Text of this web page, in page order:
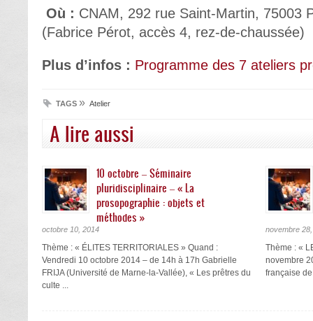
Où : CNAM, 292 rue Saint-Martin, 75003
(Fabrice Pérot, accès 4, rez-de-chaussée)
Plus d’infos : Programme des 7 ateliers
TAGS » Atelier
A lire aussi
10 octobre – Séminaire
pluridisciplinaire – « La
prosopographie : objets et
méthodes »
octobre 10, 2014
Thème : « ÉLITES TERRITORIALES » Quand :
Vendredi 10 octobre 2014 – de 14h à 17h Gabrielle
FRIJA (Université de Marne-la-Vallée), « Les prêtres du
culte ...
novembre
Thème : «
novembre
française